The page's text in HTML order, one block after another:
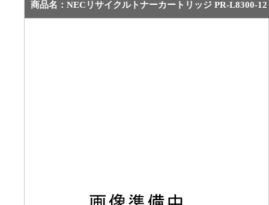
商品名： NEC リサイクルトナーカートリッジ PR-L8300-